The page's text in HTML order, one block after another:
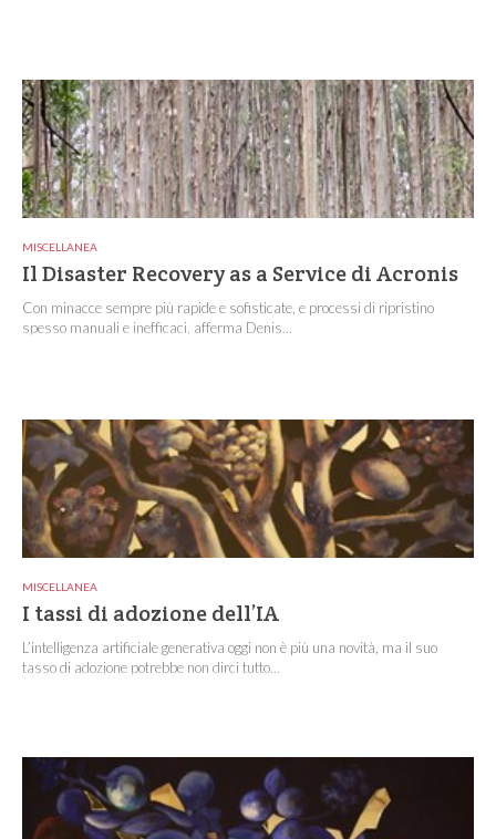
MISCELLANEA
Il Disaster Recovery as a Service di Acronis
Con minacce sempre più rapide e sofisticate, e processi di ripristino
spesso manuali e inefficaci, afferma Denis...
MISCELLANEA
I tassi di adozione dell’IA
L’intelligenza artificiale generativa oggi non è più una novità, ma il suo
tasso di adozione potrebbe non dirci tutto...